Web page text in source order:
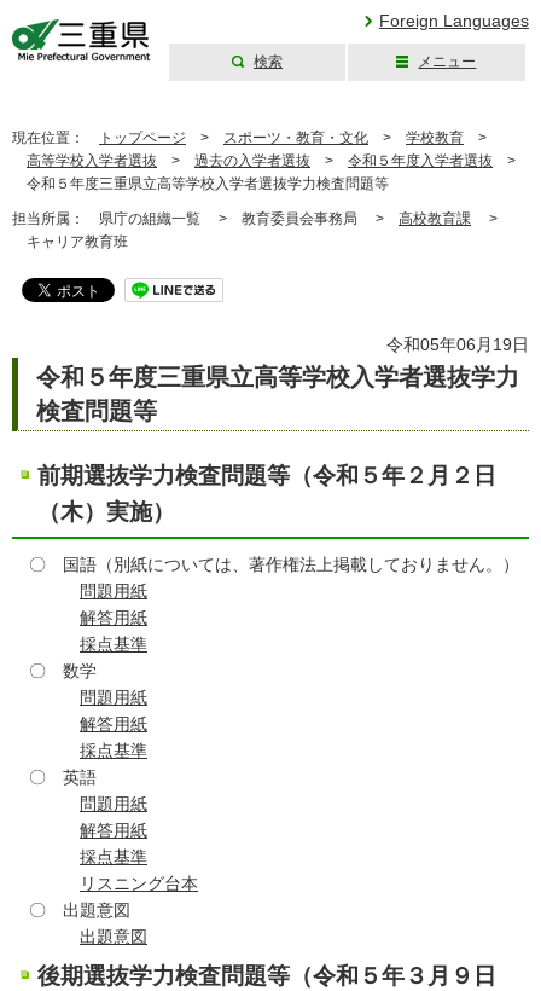
Foreign Languages
検索 メニュー
現在位置： トップページ > スポーツ・教育・文化 > 学校教育 >
高等学校入学者選抜 > 過去の入学者選抜 > 令和５年度入学者選抜 >
令和５年度三重県立高等学校入学者選抜学力検査問題等
担当所属： 県庁の組織一覧 > 教育委員会事務局 > 高校教育課 >
キャリア教育班
令和05年06月19日
令和５年度三重県立高等学校入学者選抜学力
検査問題等
前期選抜学力検査問題等（令和５年２月２日
（木）実施）
〇 国語（別紙については、著作権法上掲載しておりません。）
問題用紙
解答用紙
採点基準
〇 数学
問題用紙
解答用紙
採点基準
〇 英語
問題用紙
解答用紙
採点基準
リスニング台本
〇 出題意図
出題意図
後期選抜学力検査問題等（令和５年３月９日